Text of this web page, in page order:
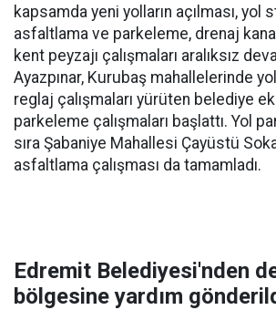
kapsamda yeni yolların açılması, yol
asfaltlama ve parkeleme, drenaj
kent peyzajı çalışmaları aralıksız
Ayazpınar, Kurubaş mahallelerinde
reglaj çalışmaları yürüten belediye
parkeleme çalışmaları başlattı. Yol
sıra Şabaniye Mahallesi Çayüstü
asfaltlama çalışması da tamamladı.
Edremit Belediyesi'nden
bölgesine yardım